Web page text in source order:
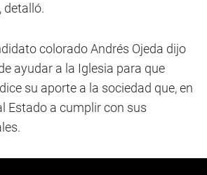
detalló.
colorado Andrés Ojeda dijo
ayudar a la Iglesia para que
su aporte a la sociedad que, en
Estado a cumplir con sus